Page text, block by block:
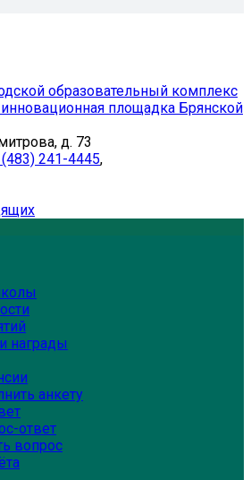
образовательный комплекс
площадка Брянской
д. 73
241-4445,
награды
анкету
ответ
вопрос